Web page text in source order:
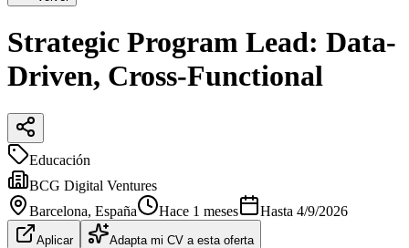
Strategic Program Lead: Data-
Driven, Cross-Functional
Educación
BCG Digital Ventures
Barcelona, España Hace 1 meses Hasta 4/9/2026
Aplicar Adapta mi CV a esta oferta